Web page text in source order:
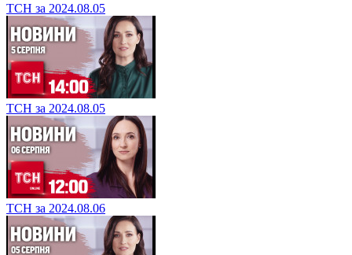
ТСН за 2024.08.05
ТСН за 2024.08.05
ТСН за 2024.08.06